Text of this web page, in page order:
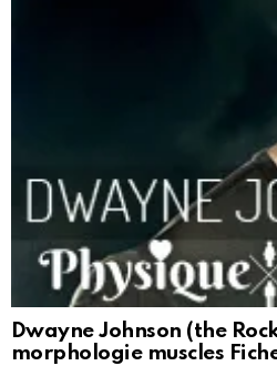
Dwayne Johnson (the
morphologie muscles